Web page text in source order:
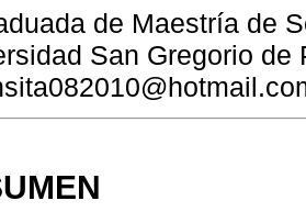
de Maestría de
San Gregorio